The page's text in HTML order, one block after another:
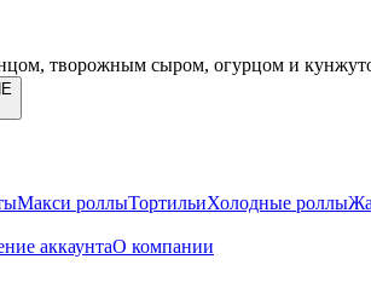
творожным сыром, огурцом и
Макси роллыТортильиХолодные роллы
аккаунтаО компании